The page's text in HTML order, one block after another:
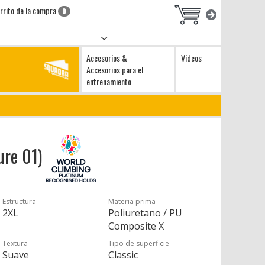
de la compra 0
Accesorios &
Accesorios para el
entrenamiento
Videos
01)
Estructura
2XL
Materia prima
Poliuretano / PU
Composite X
Textura
Suave
Tipo de superficie
Classic